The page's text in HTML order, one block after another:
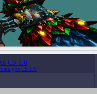
CS 1.6
для CS 1.6